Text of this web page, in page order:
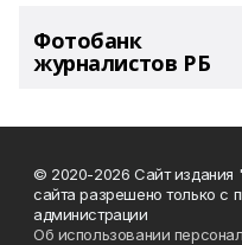
Фотобанк
журналистов РБ
© 2020-2026 Сайт издания
сайта разрешено только с
администрации
Об использовании